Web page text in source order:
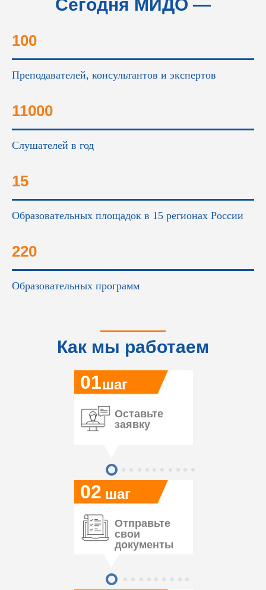
Сегодня МИДО —
100
Преподавателей, консультантов и экспертов
11000
Слушателей в год
15
Образовательных площадок в 15 регионах России
220
Образовательных программ
Как мы работаем
02
01
Оставьте
заявку
шаг
шаг
Отправьте
свои
документы